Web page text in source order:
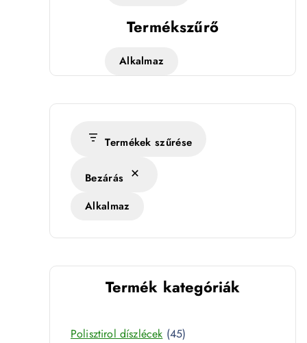
Termékszűrő
Alkalmaz
Termékek szűrése
Bezárás
Alkalmaz
Termék kategóriák
Polisztirol díszlécek 454